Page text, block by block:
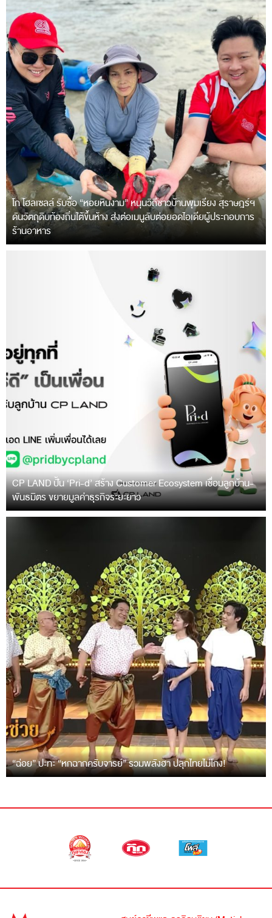
โก โฮลเซลล์ รับซื้อ “หอยหินงาม” หนุนวิถีชาวบ้านพุมเรียง สุราษฎร์ฯ
ดันวัตถุดิบท้องถิ่นใต้ขึ้นห้าง ส่งต่อเมนูลับต่อยอดไอเดียผู้ประกอบการ
ร้านอาหาร
CP LAND ปั้น ‘Pri-d’ สร้าง Customer Ecosystem เชื่อมลูกบ้าน-
พันธมิตร ขยายมูลค่าธุรกิจระยะยาว
“ฉ่อย” ปะทะ “หกฉากครับจารย์” รวมพลังฮา ปลุกไทยไม่โกง!